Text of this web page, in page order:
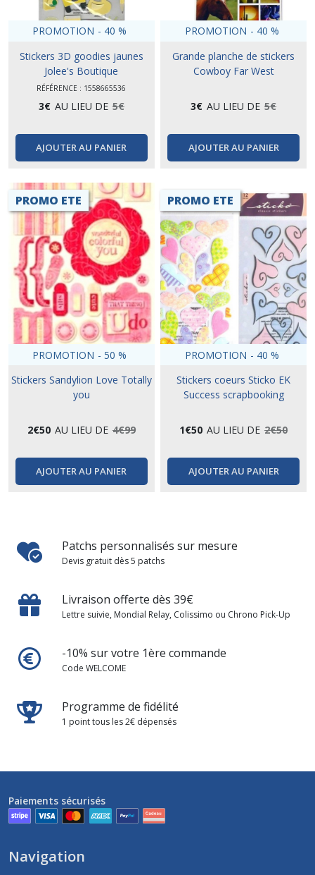
PROMOTION - 40 %
Stickers 3D goodies jaunes
Jolee's Boutique
RÉFÉRENCE : 1558665536
3€ AU LIEU DE 5€
AJOUTER AU PANIER
PROMOTION - 40 %
Grande planche de stickers
Cowboy Far West
3€ AU LIEU DE 5€
AJOUTER AU PANIER
PROMO ETE
PROMOTION - 50 %
Stickers Sandylion Love Totally
you
2€50 AU LIEU DE 4€99
AJOUTER AU PANIER
PROMO ETE
PROMOTION - 40 %
Stickers coeurs Sticko EK
Success scrapbooking
1€50 AU LIEU DE 2€50
AJOUTER AU PANIER
Patchs personnalisés sur mesure
Devis gratuit dès 5 patchs
Livraison offerte dès 39€
Lettre suivie, Mondial Relay, Colissimo ou Chrono Pick-Up
-10% sur votre 1ère commande
Code WELCOME
Programme de fidélité
1 point tous les 2€ dépensés
Paiements sécurisés
Navigation